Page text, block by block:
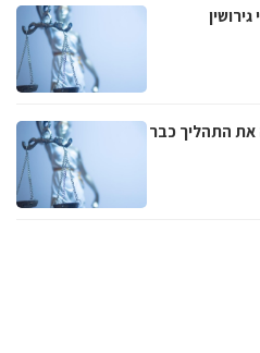
את התהליך כבר